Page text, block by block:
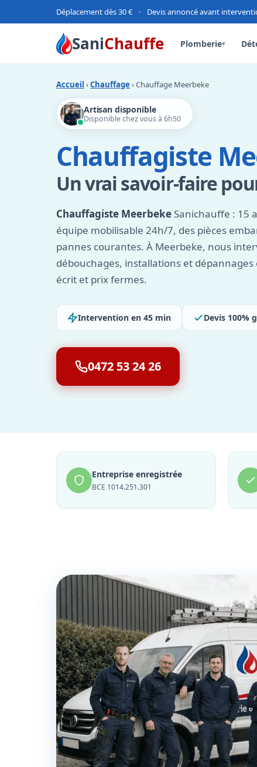
Déplacement dès 30 € • Devis annoncé avant
SaniChauffe Plomberie▾
Accueil ›Chauffage › Chauffage Meerbeke
Artisan disponible
Disponible chez vous à 6h50
Chauffagiste
Un vrai savoir-faire
Chauffagiste Meerbeke Sanichauffe : 15
équipe mobilisable 24h/7, des pièces
pannes courantes. À Meerbeke, nous
débouchages, installations et dépannages
écrit et prix fermes.
Intervention en 45 min Devis 100%
0472 53 24 26
Entreprise enregistrée
BCE 1014.251.301